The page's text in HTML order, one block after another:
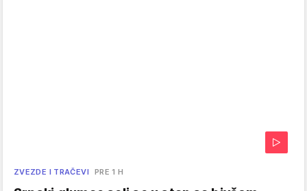
ZVEZDE I TRAČEVI PRE 1 H